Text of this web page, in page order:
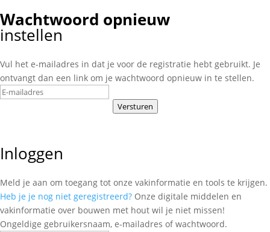
Wachtwoord opnieuw
instellen
Vul het e-mailadres in dat je voor de registratie hebt gebruikt. Je
ontvangt dan een link om je wachtwoord opnieuw in te stellen.
Versturen
Inloggen
Meld je aan om toegang tot onze vakinformatie en tools te krijgen.
Heb je je nog niet geregistreerd? Onze digitale middelen en
vakinformatie over bouwen met hout wil je niet missen!
Ongeldige gebruikersnaam, e-mailadres of wachtwoord.